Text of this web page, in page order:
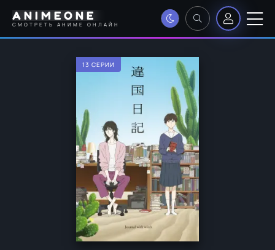
ANIMEONE
СМОТРЕТЬ АНИМЕ ОНЛАЙН
13 СЕРИИ